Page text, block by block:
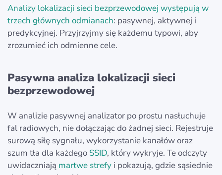
Analizy lokalizacji sieci bezprzewodowej występują w
trzech głównych odmianach: pasywnej, aktywnej i
predykcyjnej. Przyjrzyjmy się każdemu typowi, aby
zrozumieć ich odmienne cele.
Pasywna analiza lokalizacji sieci
bezprzewodowej
W analizie pasywnej analizator po prostu nasłuchuje
fal radiowych, nie dołączając do żadnej sieci. Rejestruje
surową siłę sygnału, wykorzystanie kanałów oraz
szum tła dla każdego SSID, który wykryje. Te odczyty
uwidaczniają martwe strefy i pokazują, gdzie sąsiednie